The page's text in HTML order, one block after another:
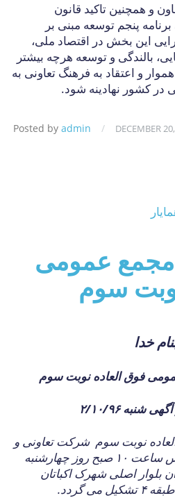
و همچنین تاکید قانون
۴۴ و قانون برنامه پنجم توسعه مبنی بر
این بخش در اقتصاد ملی،
بالندگی و توسعه هرچه بیشتر
و اعتقاد به فرهنگ تعاونی به
در کشور نهادینه شود.
Posted by admin / DECEMBER
عمومی
سوم
خدا
فوق العاده نوبت سوم
شنبه ۲/۱۰/۹۶
نوبت سوم شرکت تعاونی و
چهارشنبه
تهران بلوار اصلی شهرک اکباتان